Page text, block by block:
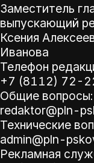
Заместитель
выпускающий
Ксения
Иванова
Телефон
+7 (8112) 72-
Общие вопросы:
redaktor@pln-
Технические
admin@pln-
Рекламная